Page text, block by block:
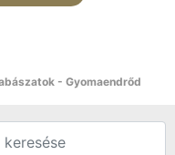
- Gyomaendrőd